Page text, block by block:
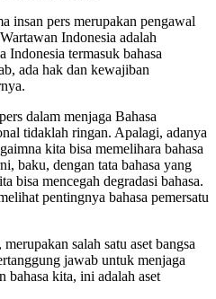
insan pers merupakan pengawal
Indonesia adalah
Indonesia termasuk bahasa
ada hak dan kewajiban
dalam menjaga Bahasa
tidaklah ringan. Apalagi, adanya
kita bisa memelihara bahasa
baku, dengan tata bahasa yang
bisa mencegah degradasi bahasa.
pentingnya bahasa pemersatu
salah satu aset bangsa
jawab untuk menjaga
bahasa kita, ini adalah aset